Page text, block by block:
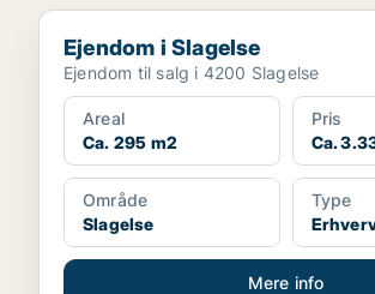
Ejendom i Slagelse
Ejendom i Slagelse
Ejendom til salg i 4200 Slagelse
Areal
Ca. 295 m2
Pris
Ca.
Område
Slagelse
Type
Mere info